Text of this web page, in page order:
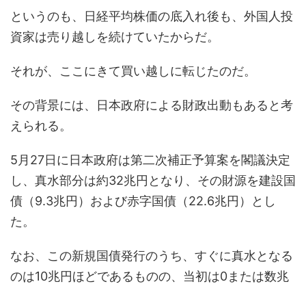
というのも、日経平均株価の底入れ後も、外国人投
資家は売り越しを続けていたからだ。
それが、ここにきて買い越しに転じたのだ。
その背景には、日本政府による財政出動もあると考
えられる。
5月27日に日本政府は第二次補正予算案を閣議決定
し、真水部分は約32兆円となり、その財源を建設国
債（9.3兆円）および赤字国債（22.6兆円）とし
た。
なお、この新規国債発行のうち、すぐに真水となる
のは10兆円ほどであるものの、当初は0または数兆